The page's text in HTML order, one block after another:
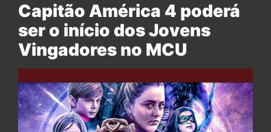
Capitão América 4 poderá
ser o início dos Jovens
Vingadores no MCU